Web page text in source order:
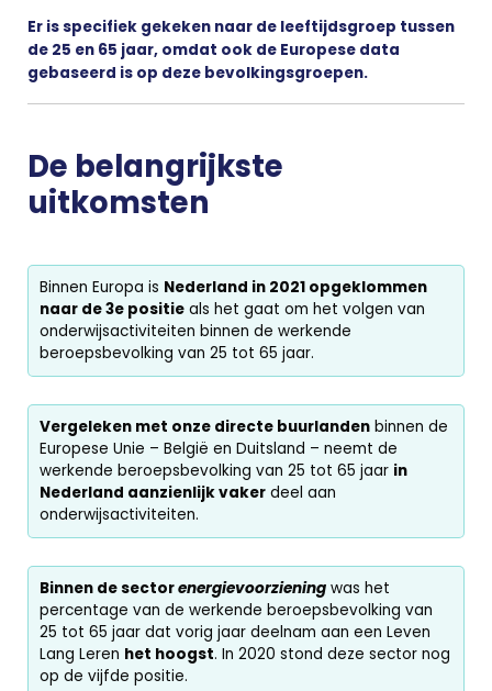
Er is specifiek gekeken naar de leeftijdsgroep tussen
de 25 en 65 jaar, omdat ook de Europese data
gebaseerd is op deze bevolkingsgroepen.
De belangrijkste
uitkomsten
Binnen Europa is Nederland in 2021 opgeklommen
naar de 3e positieals het gaat om het volgen van
onderwijsactiviteiten binnen de werkende
beroepsbevolking van 25 tot 65 jaar.
Vergeleken met onze directe buurlandenbinnen de
Europese Unie – België en Duitsland – neemt de
werkende beroepsbevolking van 25 tot 65 jaar in
Nederland aanzienlijk vakerdeel aan
onderwijsactiviteiten.
Binnen de sectorenergievoorzieningwas het
percentage van de werkende beroepsbevolking van
25 tot 65 jaar dat vorig jaar deelnam aan een Leven
Lang Leren het hoogst. In 2020 stond deze sector nog
op de vijfde positie.